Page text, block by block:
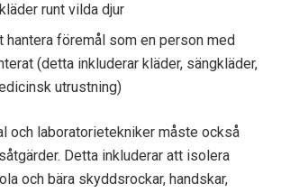
runt vilda djur
hantera föremål som en person med
(detta inkluderar kläder, sängkläder,
utrustning)
och laboratorietekniker måste också
Detta inkluderar att isolera
och bära skyddsrockar, handskar,